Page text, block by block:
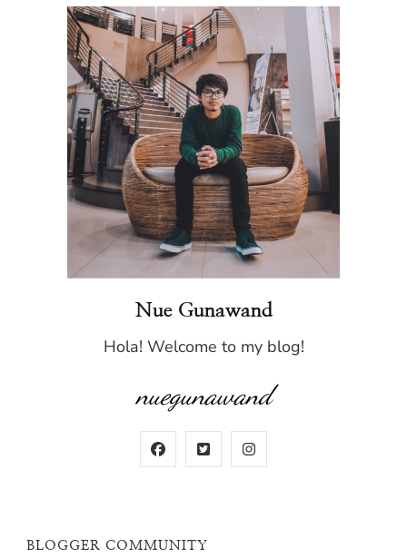
Nue Gunawand
Hola! Welcome to my blog!
nuegunawand
BLOGGER COMMUNITY